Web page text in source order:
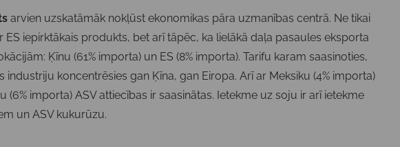
arvien uzskatāmāk nokļūst ekonomikas pāra uzmanības centrā. Ne tikai
ES iepirktākais produkts, bet arī tāpēc, ka lielākā daļa pasaules eksporta
Ķīnu (61% importa) un ES (8% importa). Tarifu karam saasinoties,
industriju koncentrēsies gan Ķīna, gan Eiropa. Arī ar Meksiku (4% importa)
(6% importa) ASV attiecības ir saasinātas. Ietekme uz soju ir arī ietekme
un ASV kukurūzu.